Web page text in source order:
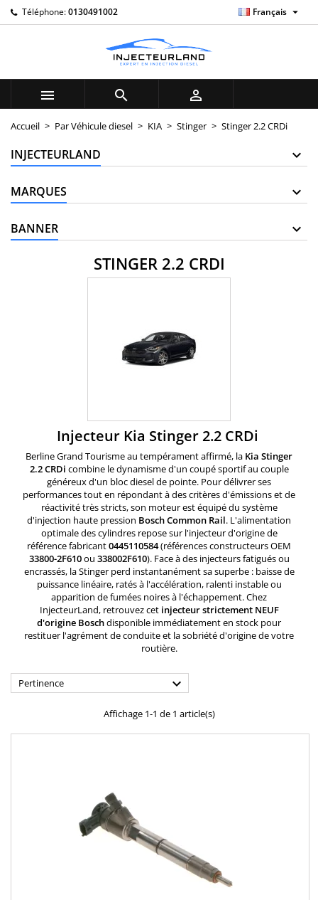
Téléphone:0130491002 Français 
  
Accueil Par Véhicule diesel KIA Stinger Stinger 2.2 CRDi
INJECTEURLAND
MARQUES
BANNER
STINGER 2.2 CRDI
Injecteur Kia Stinger 2.2 CRDi
Berline Grand Tourisme au tempérament affirmé, la Kia Stinger
2.2 CRDi combine le dynamisme d'un coupé sportif au couple
généreux d'un bloc diesel de pointe. Pour délivrer ses
performances tout en répondant à des critères d'émissions et de
réactivité très stricts, son moteur est équipé du système
d'injection haute pression Bosch Common Rail. L'alimentation
optimale des cylindres repose sur l'injecteur d'origine de
référence fabricant0445110584(références constructeurs OEM
33800-2F610ou 338002F610). Face à des injecteurs fatigués ou
encrassés, la Stinger perd instantanément sa superbe : baisse de
puissance linéaire, ratés à l'accélération, ralenti instable ou
apparition de fumées noires à l'échappement. Chez
InjecteurLand, retrouvez cet injecteur strictement NEUF
d'origine Boschdisponible immédiatement en stock pour
restituer l'agrément de conduite et la sobriété d'origine de votre
routière.
Pertinence 
Affichage 1-1 de 1 article(s)
My wishlists ×
add_circle_outline
((modalTitle)) ×
((confirmMessage))
((cancelText)) ((modalDeleteText))
((title)) ×
Connexion ×
Vous devez être connecté pour ajouter des produits à
votre liste d'envies.
((cancelText)) ((loginText))